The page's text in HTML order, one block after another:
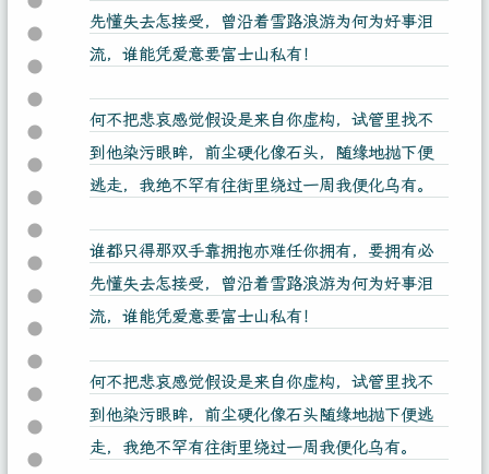
先懂失去怎接受，曾沿着雪路浪游为何为好事泪
流，谁能凭爱意要富士山私有！
何不把悲哀感觉假设是来自你虚构，试管里找不
到他染污眼眸，前尘硬化像石头，随缘地抛下便
逃走，我绝不罕有往街里绕过一周我便化乌有。
谁都只得那双手靠拥抱亦难任你拥有，要拥有必
先懂失去怎接受，曾沿着雪路浪游为何为好事泪
流，谁能凭爱意要富士山私有！
何不把悲哀感觉假设是来自你虚构，试管里找不
到他染污眼眸，前尘硬化像石头随缘地抛下便逃
走，我绝不罕有往街里绕过一周我便化乌有。